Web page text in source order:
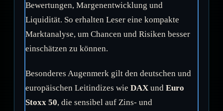
Bewertungen, Margenentwicklung und
Liquidität. So erhalten Leser eine kompakte
Marktanalyse, um Chancen und Risiken besser
einschätzen zu können.
Besonderes Augenmerk gilt den deutschen und
europäischen Leitindizes wie DAX und Euro
Stoxx 50, die sensibel auf Zins- und